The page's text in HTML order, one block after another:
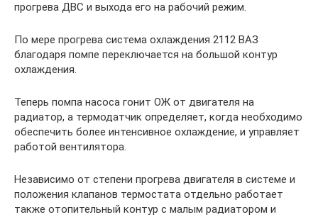
прогрева ДВС и выхода его на рабочий режим.
По мере прогрева система охлаждения 2112 ВАЗ
благодаря помпе переключается на большой контур
охлаждения.
Теперь помпа насоса гонит ОЖ от двигателя на
радиатор, а термодатчик определяет, когда необходимо
обеспечить более интенсивное охлаждение, и управляет
работой вентилятора.
Независимо от степени прогрева двигателя в системе и
положения клапанов термостата отдельно работает
также отопительный контур с малым радиатором и